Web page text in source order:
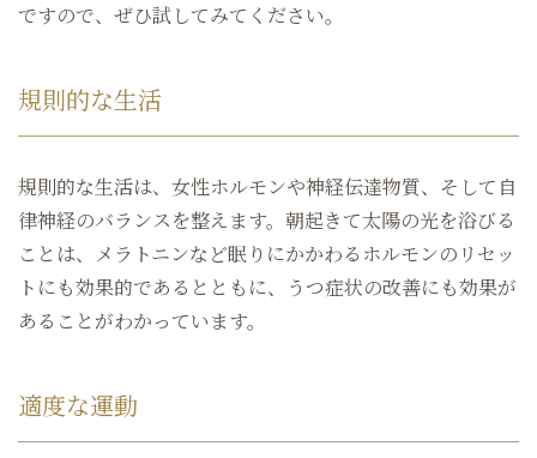
ですので、ぜひ試してみてください。
規則的な生活
規則的な生活は、女性ホルモンや神経伝達物質、そして自
律神経のバランスを整えます。朝起きて太陽の光を浴びる
ことは、メラトニンなど眠りにかかわるホルモンのリセッ
トにも効果的であるとともに、うつ症状の改善にも効果が
あることがわかっています。
適度な運動